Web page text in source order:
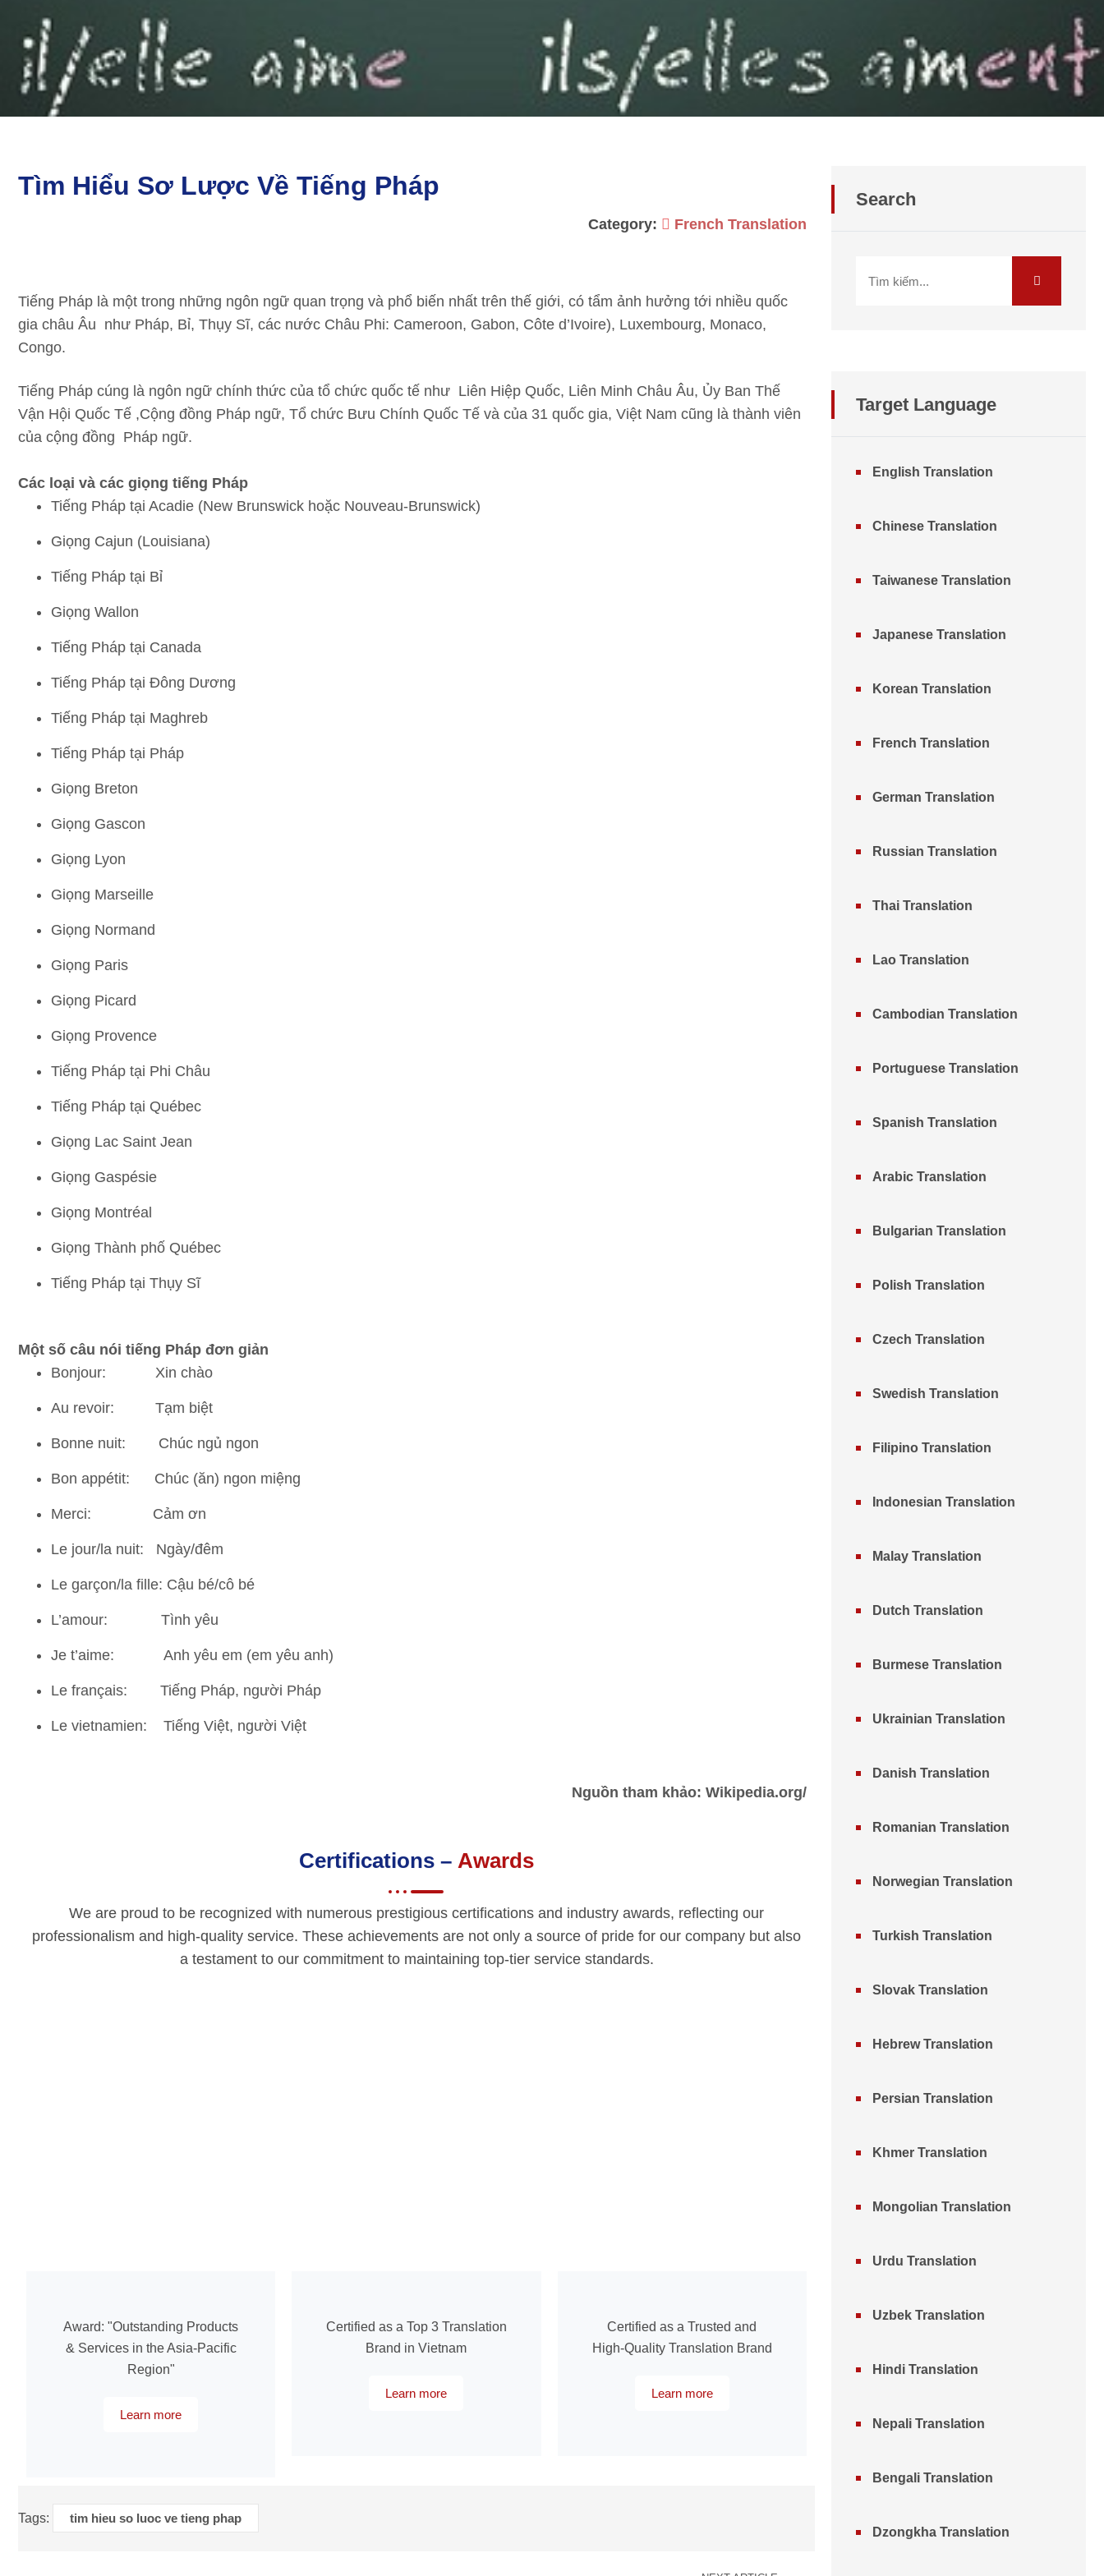
Tìm Hiểu Sơ Lược Về Tiếng Pháp
Category: French Translation
Tiếng Pháp là một trong những ngôn ngữ quan trọng và phổ biến nhất trên thế giới, có tẩm ảnh hưởng tới nhiều quốc
gia châu Âu như Pháp, Bỉ, Thụy Sĩ, các nước Châu Phi: Cameroon, Gabon, Côte d’Ivoire), Luxembourg, Monaco,
Congo.
Tiếng Pháp cúng là ngôn ngữ chính thức của tổ chức quốc tế như Liên Hiệp Quốc, Liên Minh Châu Âu, Ủy Ban Thế
Vận Hội Quốc Tế ,Cộng đồng Pháp ngữ, Tổ chức Bưu Chính Quốc Tế và của 31 quốc gia, Việt Nam cũng là thành viên
của cộng đồng Pháp ngữ.
Các loại và các giọng tiếng Pháp
Tiếng Pháp tại Acadie (New Brunswick hoặc Nouveau-Brunswick)
Giọng Cajun (Louisiana)
Tiếng Pháp tại Bỉ
Giọng Wallon
Tiếng Pháp tại Canada
Tiếng Pháp tại Đông Dương
Tiếng Pháp tại Maghreb
Tiếng Pháp tại Pháp
Giọng Breton
Giọng Gascon
Giọng Lyon
Giọng Marseille
Giọng Normand
Giọng Paris
Giọng Picard
Giọng Provence
Tiếng Pháp tại Phi Châu
Tiếng Pháp tại Québec
Giọng Lac Saint Jean
Giọng Gaspésie
Giọng Montréal
Giọng Thành phố Québec
Tiếng Pháp tại Thụy Sĩ
Một số câu nói tiếng Pháp đơn giản
Bonjour: Xin chào
Au revoir: Tạm biệt
Bonne nuit: Chúc ngủ ngon
Bon appétit: Chúc (ăn) ngon miệng
Merci: Cảm ơn
Le jour/la nuit: Ngày/đêm
Le garçon/la fille: Cậu bé/cô bé
L’amour: Tình yêu
Je t’aime: Anh yêu em (em yêu anh)
Le français: Tiếng Pháp, người Pháp
Le vietnamien: Tiếng Việt, người Việt
Nguồn tham khảo: Wikipedia.org/
Certifications – Awards
We are proud to be recognized with numerous prestigious certifications and industry awards, reflecting our
professionalism and high-quality service. These achievements are not only a source of pride for our company but also
a testament to our commitment to maintaining top-tier service standards.
Award: "Outstanding Products
& Services in the Asia-Pacific
Region"
Learn more
Certified as a Top 3 Translation
Brand in Vietnam
Learn more
Certified as a Trusted and
High-Quality Translation Brand
Learn more
Tags: tim hieu so luoc ve tieng phap
Search
Target Language
English Translation
Chinese Translation
Taiwanese Translation
Japanese Translation
Korean Translation
French Translation
German Translation
Russian Translation
Thai Translation
Lao Translation
Cambodian Translation
Portuguese Translation
Spanish Translation
Arabic Translation
Bulgarian Translation
Polish Translation
Czech Translation
Swedish Translation
Filipino Translation
Indonesian Translation
Malay Translation
Dutch Translation
Burmese Translation
Ukrainian Translation
Danish Translation
Romanian Translation
Norwegian Translation
Turkish Translation
Slovak Translation
Hebrew Translation
Persian Translation
Khmer Translation
Mongolian Translation
Urdu Translation
Uzbek Translation
Hindi Translation
Nepali Translation
Bengali Translation
Dzongkha Translation